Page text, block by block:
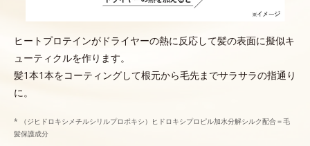
ヒートプロテインがドライヤーの熱に反応して髪の表面に擬似キ
ューティクルを作ります。
髪1本1本をコーティングして根元から毛先までサラサラの指通り
に。
* （ジヒドロキシメチルシリルプロポキシ）ヒドロキシプロピル加水分解シルク配合＝毛
髪保護成分